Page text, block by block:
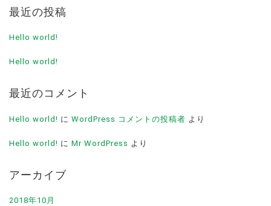
最近の投稿
Hello world!
Hello world!
最近のコメント
Hello world! に WordPress コメントの投稿者 より
Hello world! に Mr WordPress より
アーカイブ
2018年10月